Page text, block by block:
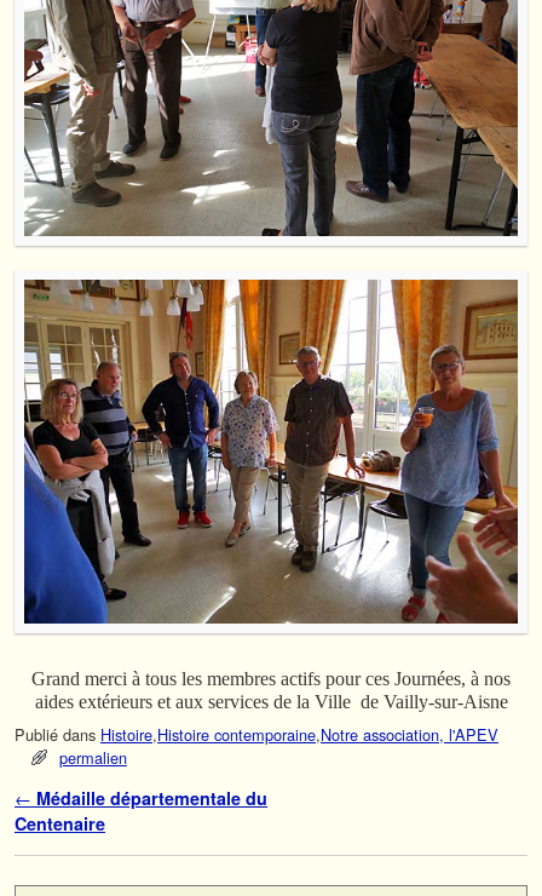
Grand merci à tous les membres actifs pour ces Journées, à nos
aides extérieurs et aux services de la Ville de Vailly-sur-Aisne
Publié dans Histoire,Histoire contemporaine,Notre association, l'APEV
permalien
Navigation des articles
← Médaille départementale du
Centenaire